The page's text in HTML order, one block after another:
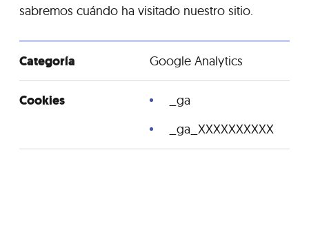
sabremos cuándo ha visitado nuestro sitio.
Google Analytics
_ga
_ga_XXXXXXXXXX